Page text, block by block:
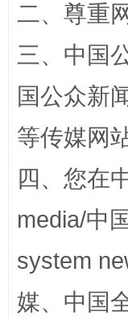
国家大学科
扯下公款
二、尊重
三、中国
国公众新
等传媒网
四、您在
media/中
system
媒、中国